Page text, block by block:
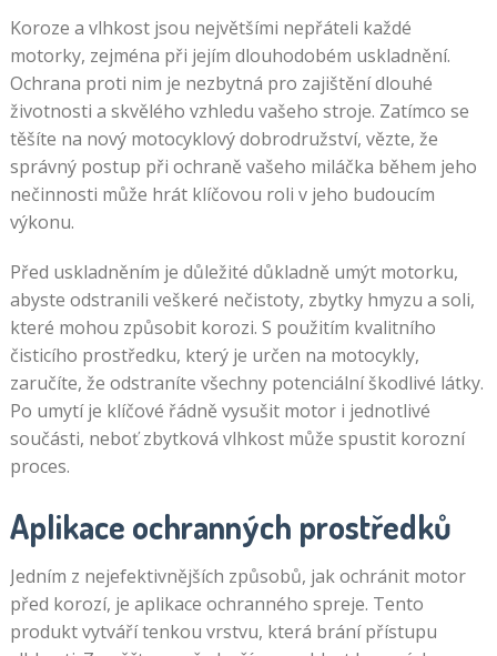
Koroze a vlhkost jsou největšími nepřáteli každé
motorky, zejména při jejím dlouhodobém uskladnění.
Ochrana proti nim je nezbytná pro zajištění dlouhé
životnosti a skvělého vzhledu vašeho stroje. Zatímco se
těšíte na nový motocyklový dobrodružství, vězte, že
správný postup při ochraně vašeho miláčka během jeho
nečinnosti může hrát klíčovou roli v jeho budoucím
výkonu.
Před uskladněním je důležité důkladně umýt motorku,
abyste odstranili veškeré nečistoty, zbytky hmyzu a soli,
které mohou způsobit korozi. S použitím kvalitního
čisticího prostředku, který je určen na motocykly,
zaručíte, že odstraníte všechny potenciální škodlivé látky.
Po umytí je klíčové řádně vysušit motor i jednotlivé
součásti, neboť zbytková vlhkost může spustit korozní
proces.
Aplikace ochranných prostředků
Jedním z nejefektivnějších způsobů, jak ochránit motor
před korozí, je aplikace ochranného spreje. Tento
produkt vytváří tenkou vrstvu, která brání přístupu